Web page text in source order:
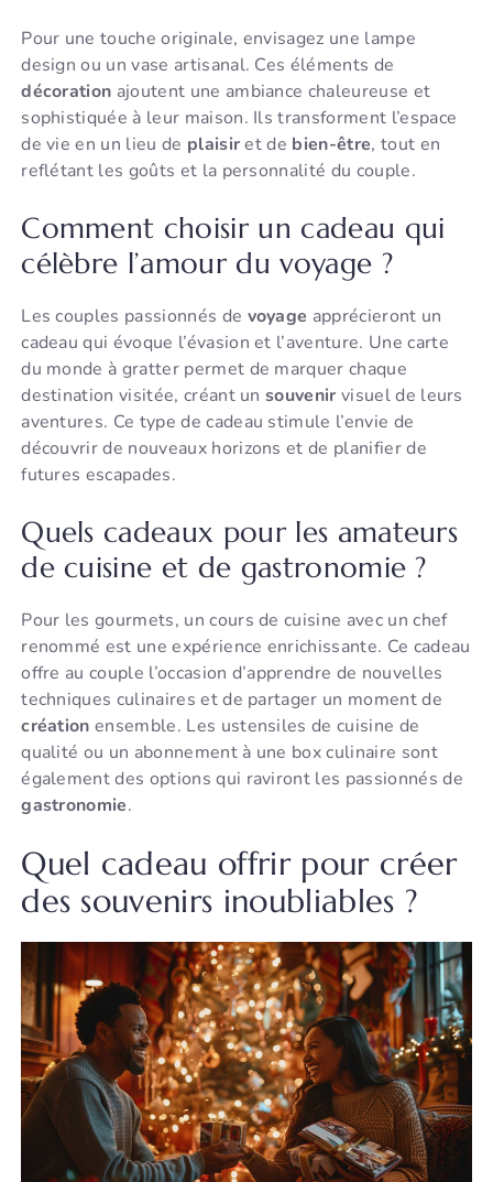
Pour une touche originale, envisagez une lampe
design ou un vase artisanal. Ces éléments de
décoration ajoutent une ambiance chaleureuse et
sophistiquée à leur maison. Ils transforment l’espace
de vie en un lieu de plaisiret de bien-être, tout en
reflétant les goûts et la personnalité du couple.
Comment choisir un cadeau qui
célèbre l’amour du voyage ?
Les couples passionnés de voyage apprécieront un
cadeau qui évoque l’évasion et l’aventure. Une carte
du monde à gratter permet de marquer chaque
destination visitée, créant unsouvenir visuel de leurs
aventures. Ce type de cadeau stimule l’envie de
découvrir de nouveaux horizons et de planifier de
futures escapades.
Quels cadeaux pour les amateurs
de cuisine et de gastronomie ?
Pour les gourmets, un cours de cuisine avec un chef
renommé est une expérience enrichissante. Ce cadeau
offre au couple l’occasion d’apprendre de nouvelles
techniques culinaires et de partager un moment de
création ensemble. Les ustensiles de cuisine de
qualité ou un abonnement à une box culinaire sont
également des options qui raviront les passionnés de
gastronomie.
Quel cadeau offrir pour créer
des souvenirs inoubliables ?